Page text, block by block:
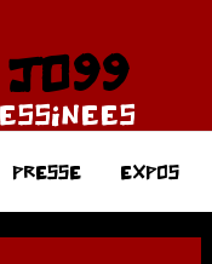
PRESSE EXPOS